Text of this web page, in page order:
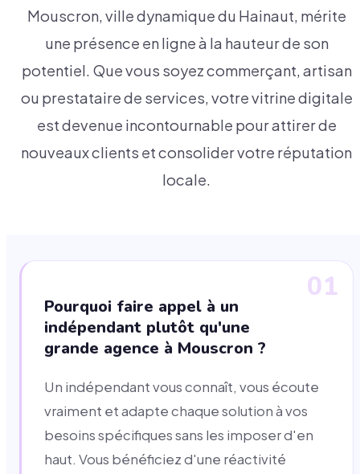
Mouscron, ville dynamique du Hainaut, mérite
une présence en ligne à la hauteur de son
potentiel. Que vous soyez commerçant, artisan
ou prestataire de services, votre vitrine digitale
est devenue incontournable pour attirer de
nouveaux clients et consolider votre réputation
locale.
01
Pourquoi faire appel à un
indépendant plutôt qu'une
grande agence à Mouscron ?
Un indépendant vous connaît, vous écoute
vraiment et adapte chaque solution à vos
besoins spécifiques sans les imposer d'en
haut. Vous bénéficiez d'une réactivité